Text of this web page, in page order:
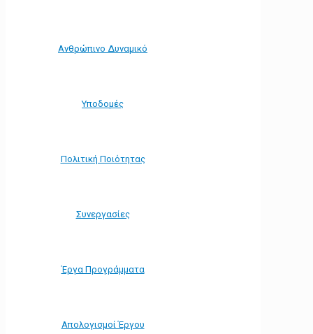
Ανθρώπινο Δυναμικό
Υποδομές
Πολιτική Ποιότητας
Συνεργασίες
Έργα Προγράμματα
Απολογισμοί Έργου